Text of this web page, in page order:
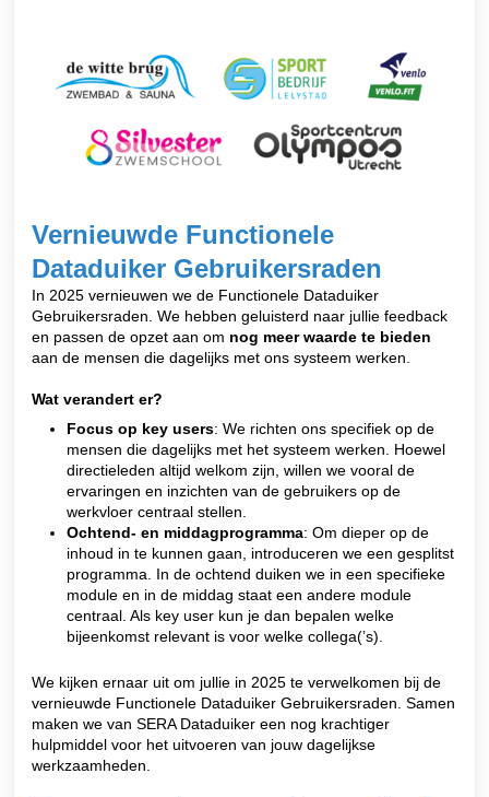
Vernieuwde Functionele
Dataduiker Gebruikersraden
In 2025 vernieuwen we de Functionele Dataduiker
Gebruikersraden. We hebben geluisterd naar jullie feedback
en passen de opzet aan om nog meer waarde te bieden
aan de mensen die dagelijks met ons systeem werken.
Wat verandert er?
Focus op key users: We richten ons specifiek op de
mensen die dagelijks met het systeem werken. Hoewel
directieleden altijd welkom zijn, willen we vooral de
ervaringen en inzichten van de gebruikers op de
werkvloer centraal stellen.
Ochtend- en middagprogramma: Om dieper op de
inhoud in te kunnen gaan, introduceren we een gesplitst
programma. In de ochtend duiken we in een specifieke
module en in de middag staat een andere module
centraal. Als key user kun je dan bepalen welke
bijeenkomst relevant is voor welke collega(’s).
We kijken ernaar uit om jullie in 2025 te verwelkomen bij de
vernieuwde Functionele Dataduiker Gebruikersraden. Samen
maken we van SERA Dataduiker een nog krachtiger
hulpmiddel voor het uitvoeren van jouw dagelijkse
werkzaamheden.